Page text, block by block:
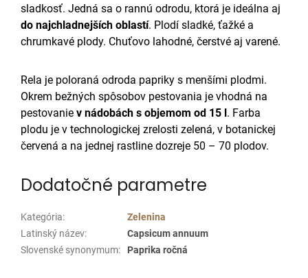
sladkosť. Jedná sa o rannú odrodu, ktorá je ideálna aj
do najchladnejších oblastí. Plodí sladké, ťažké a
chrumkavé plody. Chuťovo lahodné, čerstvé aj varené.
Rela je poloraná odroda papriky s menšími plodmi.
Okrem bežných spôsobov pestovania je vhodná na
pestovanie v nádobách s objemom od 15 l . Farba
plodu je v technologickej zrelosti zelená, v botanickej
červená a na jednej rastline dozreje 50 – 70 plodov.
Dodatočné parametre
Kategória:
Zelenina
Latinský název:
Capsicum annuum
Slovenské synonymum: Paprika ročná